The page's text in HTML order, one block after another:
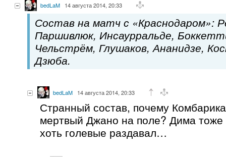
bedLaM 14 августа 2014, 20:33
Состав на матч с «Краснодаром»:
Паршивлюк, Инсаурральде,
Чельстрём, Глушаков, Ананидзе,
Дзюба.
bedLaM 14 августа 2014, 20:33
Странный состав, почему
мертвый Джано на поле? Дима
хоть голевые раздавал…